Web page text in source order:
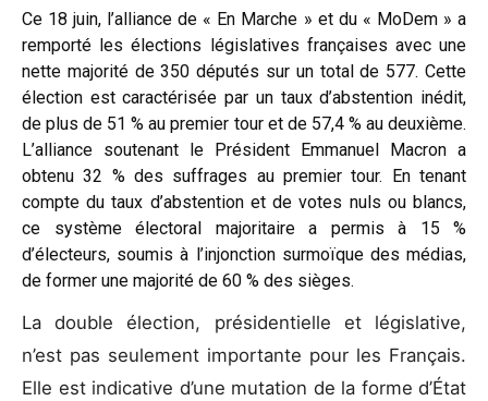
Ce 18 juin, l’alliance de « En Marche » et du « MoDem » a
remporté les élections législatives françaises avec une
nette majorité de 350 députés sur un total de 577. Cette
élection est caractérisée par un taux d’abstention inédit,
de plus de 51 % au premier tour et de 57,4 % au deuxième.
L’alliance soutenant le Président Emmanuel Macron a
obtenu 32 % des suffrages au premier tour. En tenant
compte du taux d’abstention et de votes nuls ou blancs,
ce système électoral majoritaire a permis à 15 %
d’électeurs, soumis à l’injonction surmoïque des médias,
de former une majorité de 60 % des sièges.
La double élection, présidentielle et législative,
n’est pas seulement importante pour les Français.
Elle est indicative d’une mutation de la forme d’État